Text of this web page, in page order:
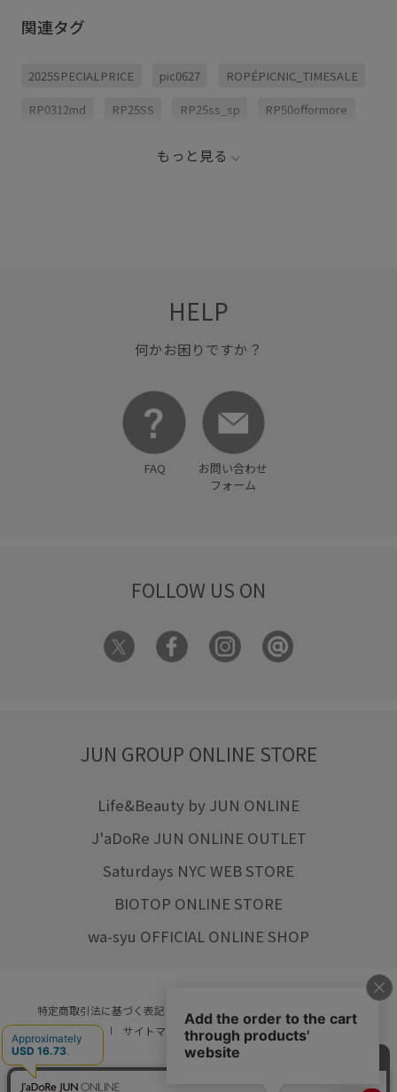
関連タグ
2025SPECIALPRICE pic0627 ROPÉPICNIC_TIMESALE
RP0312md RP25SS RP25ss_sp RP50offormore
花柄スカート
もっと見る
HELP
何かお困りですか？
FAQ
お問い合わせ
フォーム
FOLLOW US ON
JUN GROUP ONLINE STORE
Life&Beauty by JUN ONLINE
J'aDoRe JUN ONLINE OUTLET
Saturdays NYC WEB STORE
BIOTOP ONLINE STORE
wa-syu OFFICIAL ONLINE SHOP
特定商取引法に基づく表記 プライバシーポリシー
ご利用規約
サイトマップ リクルート ご利用ガイド